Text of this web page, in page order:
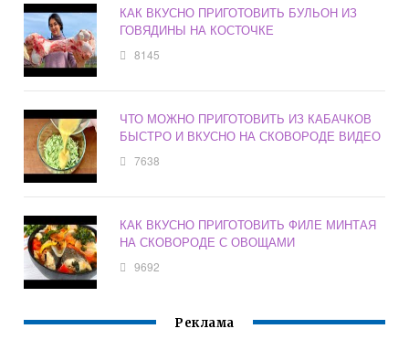
КАК ВКУСНО ПРИГОТОВИТЬ БУЛЬОН ИЗ
ГОВЯДИНЫ НА КОСТОЧКЕ
8145
ЧТО МОЖНО ПРИГОТОВИТЬ ИЗ КАБАЧКОВ
БЫСТРО И ВКУСНО НА СКОВОРОДЕ ВИДЕО
7638
КАК ВКУСНО ПРИГОТОВИТЬ ФИЛЕ МИНТАЯ
НА СКОВОРОДЕ С ОВОЩАМИ
9692
Реклама